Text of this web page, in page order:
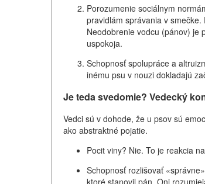
Porozumenie sociálnym
pravidlám správania v
Neodobrenie vodcu (pánov) je
uspokoja.
Schopnosť spolupráce a
inému psu v nouzi dokladajú
Je teda svedomie? Vedecký
Vedci sú v dohode, že u psov sú
ako abstraktné pojatie.
Pocit viny? Nie. To je reakcia
Schopnosť rozlišovať
ktoré stanovil pán. Oni